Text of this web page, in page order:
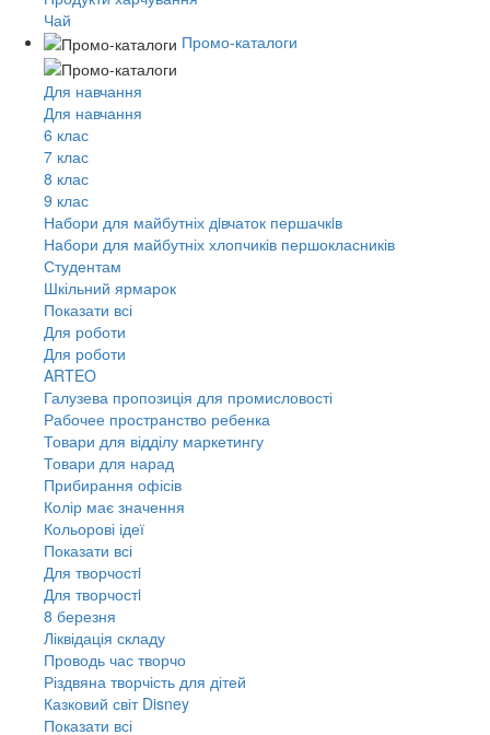
Чай
Промо-каталоги
Для навчання
Для навчання
6 клас
7 клас
8 клас
9 клас
Набори для майбутніх дiвчаток першачкiв
Набори для майбутніх хлопчиків першокласників
Студентам
Шкільний ярмарок
Показати всі
Для роботи
Для роботи
ARTEO
Галузева пропозиція для промисловості
Рабочее пространство ребенка
Товари для відділу маркетингу
Товари для нарад
Прибирання офісів
Колір має значення
Кольорові ідеї
Показати всі
Для творчостi
Для творчостi
8 березня
Ліквідація складу
Проводь час творчо
Різдвяна творчість для дітей
Казковий світ Disney
Показати всі